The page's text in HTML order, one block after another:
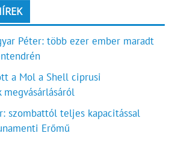
Péter: több ezer ember maradt
a Mol a Shell ciprusi
megvásárlásáról
szombattól teljes kapacitással
Erőmű